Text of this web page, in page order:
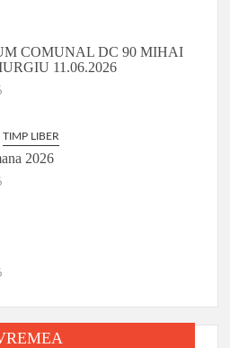
COMUNAL DC 90 MIHAI
11.06.2026
TIMP LIBER
2026